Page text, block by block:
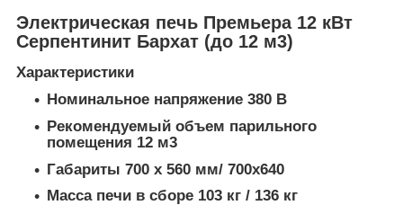
Электрическая печь Премьера 12 кВт
Серпентинит Бархат (до 12 м3)
Характеристики
Номинальное напряжение 380 В
Рекомендуемый объем парильного
помещения 12 м3
Габариты 700 х 560 мм/ 700х640
Масса печи в сборе 103 кг / 136 кг